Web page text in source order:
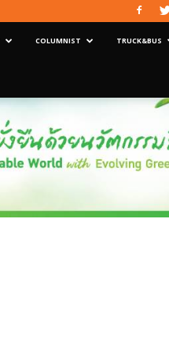
COLUMNIST TRUCK&BUS